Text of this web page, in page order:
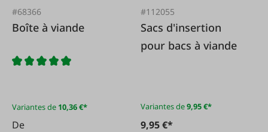
#68366
Boîte à viande
Variantes de 10,36 €*
De
#112055
Sacs d'insertion
pour bacs à viande
Variantes de9,95 €*
9,95 €*